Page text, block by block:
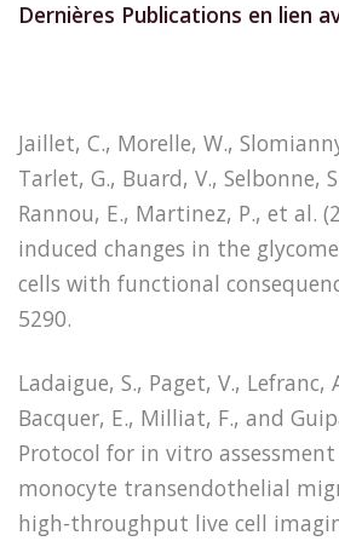
Dernières Publications en lien
Jaillet, C., Morelle, W.,
Tarlet, G., Buard, V., Selbonne,
Rannou, E., Martinez, P., et al.
induced changes in the
cells with functional
5290.
Ladaigue, S., Paget, V., Lefranc,
Bacquer, E., Milliat, F., and
Protocol for in vitro
monocyte transendothelial
high-throughput live cell